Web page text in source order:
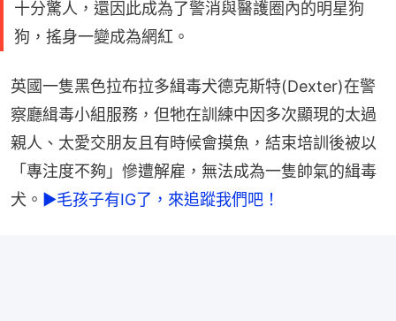
十分驚人，還因此成為了警消與醫護圈內的明星狗
狗，搖身一變成為網紅。
英國一隻黑色拉布拉多緝毒犬德克斯特(Dexter)在警
察廳緝毒小組服務，但牠在訓練中因多次顯現的太過
親人、太愛交朋友且有時候會摸魚，結束培訓後被以
「專注度不夠」慘遭解雇，無法成為一隻帥氣的緝毒
犬。 ►毛孩子有IG了，來追蹤我們吧！